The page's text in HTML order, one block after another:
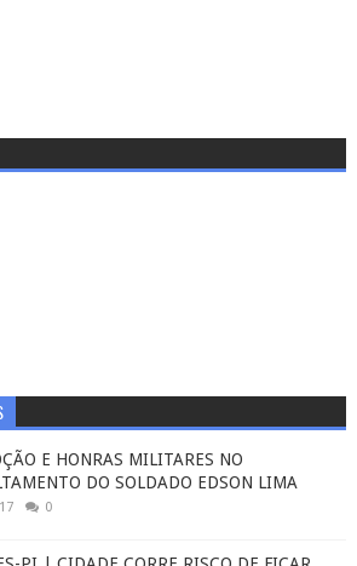
E HONRAS MILITARES NO
DO SOLDADO EDSON LIMA
0